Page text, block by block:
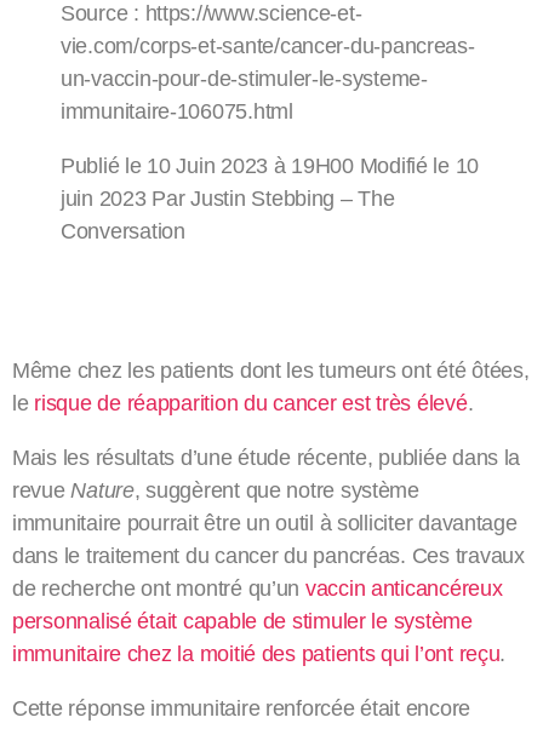
Source : https://www.science-et-
vie.com/corps-et-sante/cancer-du-pancreas-
un-vaccin-pour-de-stimuler-le-systeme-
immunitaire-106075.html
Publié le 10 Juin 2023 à 19H00 Modifié le 10
juin 2023 Par Justin Stebbing – The
Conversation
Même chez les patients dont les tumeurs ont été ôtées,
le risque de réapparition du cancer est très élevé.
Mais les résultats d’une étude récente, publiée dans la
revueNature, suggèrent que notre système
immunitaire pourrait être un outil à solliciter davantage
dans le traitement du cancer du pancréas. Ces travaux
de recherche ont montré qu’un vaccin anticancéreux
personnalisé était capable de stimuler le système
immunitaire chez la moitié des patients qui l’ont reçu.
Cette réponse immunitaire renforcée était encore